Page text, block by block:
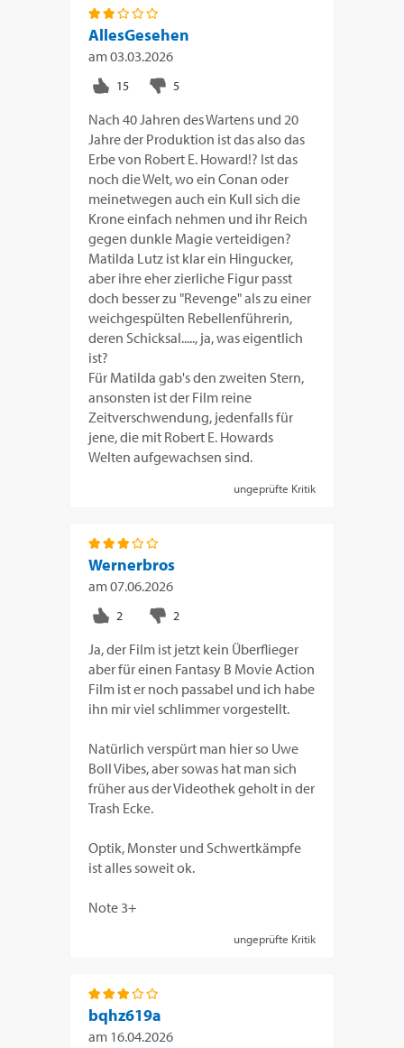
AllesGesehen
am03.03.2026
Nach 40 Jahren des Wartens und 20
Jahre der Produktion ist das also das
Erbe von Robert E. Howard!? Ist das
noch die Welt, wo ein Conan oder
meinetwegen auch ein Kull sich die
Krone einfach nehmen und ihr Reich
gegen dunkle Magie verteidigen?
Matilda Lutz ist klar ein Hingucker,
aber ihre eher zierliche Figur passt
doch besser zu "Revenge" als zu einer
weichgespülten Rebellenführerin,
deren Schicksal....., ja, was eigentlich
ist?
Für Matilda gab's den zweiten Stern,
ansonsten ist der Film reine
Zeitverschwendung, jedenfalls für
jene, die mit Robert E. Howards
Welten aufgewachsen sind.
ungeprüfte Kritik
Wernerbros
am07.06.2026
Ja, der Film ist jetzt kein Überflieger
aber für einen Fantasy B Movie Action
Film ist er noch passabel und ich habe
ihn mir viel schlimmer vorgestellt.
Natürlich verspürt man hier so Uwe
Boll Vibes, aber sowas hat man sich
früher aus der Videothek geholt in der
Trash Ecke.
Optik, Monster und Schwertkämpfe
ist alles soweit ok.
Note 3+
ungeprüfte Kritik
bqhz619a
am 16.04.2026